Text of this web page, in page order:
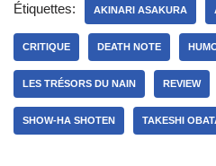
Étiquettes: AKINARI ASAKURA
CRITIQUE DEATH NOTE
LES TRÉSORS DU NAIN REVIEW
SHOW-HA SHOTEN TAKESHI